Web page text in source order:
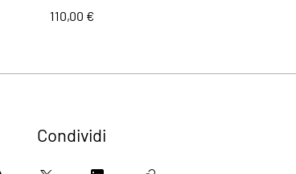
110,00 €
Condividi